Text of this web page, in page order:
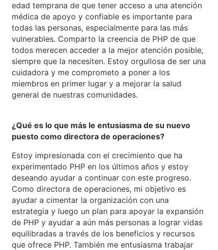
edad temprana de que tener acceso a una atención
médica de apoyo y confiable es importante para
todas las personas, especialmente para las más
vulnerables. Comparto la creencia de PHP de que
todos merecen acceder a la mejor atención posible,
siempre que la necesiten. Estoy orgullosa de ser una
cuidadora y me comprometo a poner a los
miembros en primer lugar y a mejorar la salud
general de nuestras comunidades.
¿Qué es lo que más le entusiasma de su nuevo
puesto como directora de operaciones?
Estoy impresionada con el crecimiento que ha
experimentado PHP en los últimos años y estoy
deseando ayudar a continuar con este progreso.
Como directora de operaciones, mi objetivo es
ayudar a cimentar la organización con una
estrategia y luego un plan para apoyar la expansión
de PHP y ayudar a aún más personas a lograr vidas
equilibradas a través de los beneficios y recursos
que ofrece PHP. También me entusiasma trabajar